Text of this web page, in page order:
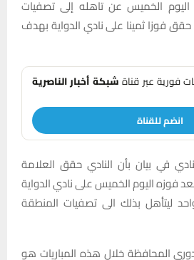
اليوم الخميس عن تاهله إلى تصفيات
حقق فوزا ثمينا على نادي الدواية بهدف
فورية عبر قناةشبكة أخبار الناصرية
انضم للقناة
في بيان بأن النادي حقق العلامة
13 نقطة بعد فوزه اليوم الخميس على نادي الدواية
ليتأهل بذلك الى تصفيات المنطقة
المحافظة خلال هذه المباريات هو